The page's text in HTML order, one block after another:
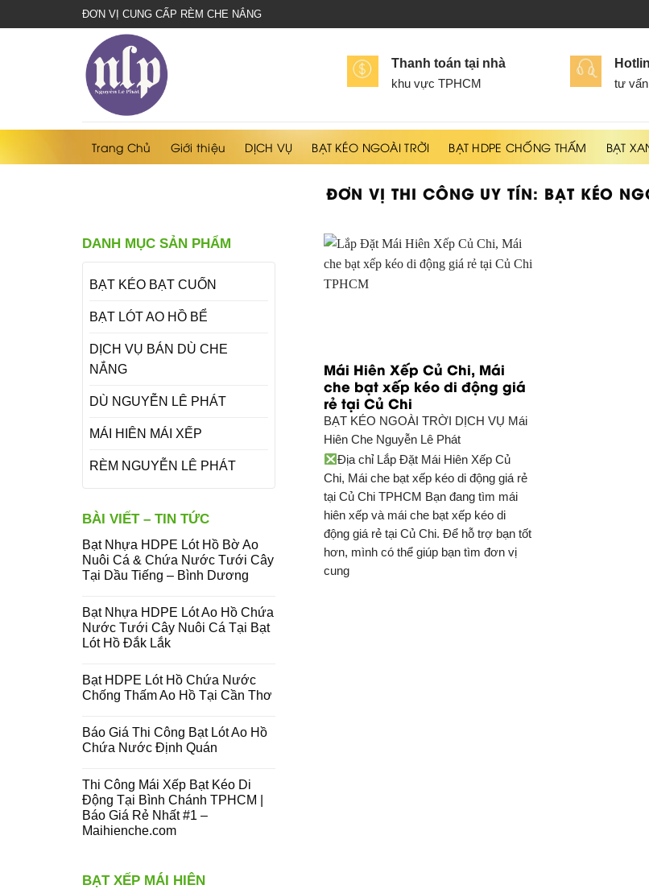
che
ĐƠN VỊ CUNG CẤP RÈM CHE NẮNG
Thanh toán tại nhà
khu vực TPHCM tư
Trang Chủ Giới thiệu DỊCH VỤ BẠT KÉO NGOÀI TRỜI BẠT HDPE CHỐNG THẤM BẠT
ĐƠN VỊ THI CÔNG UY TÍN: BẠT KÉO
DANH MỤC SẢN PHẨM
BẠT KÉO BẠT CUỐN
BẠT LÓT AO HỒ BỂ
DỊCH VỤ BÁN DÙ CHE
NẮNG
DÙ NGUYỄN LÊ PHÁT
MÁI HIÊN MÁI XẾP
RÈM NGUYỄN LÊ PHÁT
BÀI VIẾT – TIN TỨC
Bạt Nhựa HDPE Lót Hồ Bờ Ao
Nuôi Cá & Chứa Nước Tưới Cây
Tại Dầu Tiếng – Bình Dương
Bạt Nhựa HDPE Lót Ao Hồ Chứa
Nước Tưới Cây Nuôi Cá Tại Bạt
Lót Hồ Đắk Lắk
Bạt HDPE Lót Hồ Chứa Nước
Chống Thấm Ao Hồ Tại Cần Thơ
Báo Giá Thi Công Bạt Lót Ao Hồ
Chứa Nước Định Quán
Thi Công Mái Xếp Bạt Kéo Di
Động Tại Bình Chánh TPHCM |
Báo Giá Rẻ Nhất #1 –
Maihienche.com
BẠT XẾP MÁI HIÊN
Mái Hiên Xếp Củ Chi, Mái
che bạt xếp kéo di động giá
rẻ tại Củ Chi
BẠT KÉO NGOÀI TRỜI DỊCH VỤ Mái
Hiên Che Nguyễn Lê Phát
Địa chỉ Lắp Đặt Mái Hiên Xếp Củ
Chi, Mái che bạt xếp kéo di động giá rẻ
tại Củ Chi TPHCM Bạn đang tìm mái
hiên xếp và mái che bạt xếp kéo di
động giá rẻ tại Củ Chi. Để hỗ trợ bạn tốt
hơn, mình có thể giúp bạn tìm đơn vị
cung